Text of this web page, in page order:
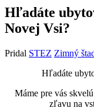
Hľadáte
Novej Vsi?
Pridal STEZ Zimný
Hľadáte
Máme pre vás
zľavu na